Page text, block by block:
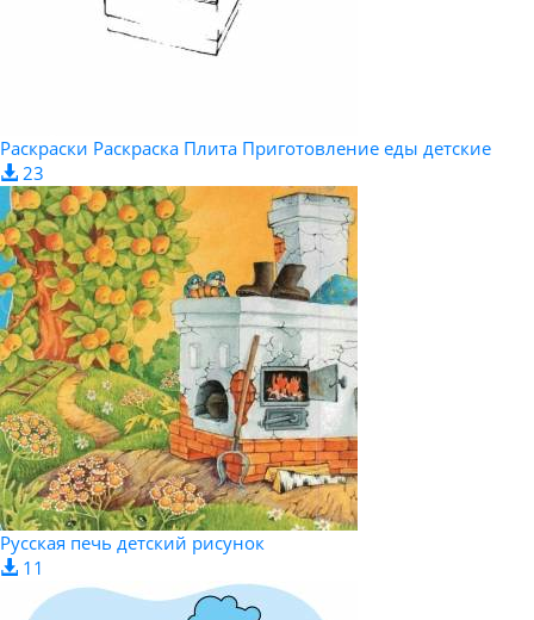
Раскраски Раскраска Плита Приготовление еды детские
23
Русская печь детский рисунок
11